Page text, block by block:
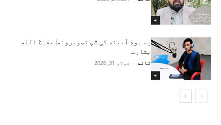
+
+
په یوه آیینه کې ګڼ تصویرونه| حفیظ‌ الله
بشارت
تاند - جولای 31, 2026